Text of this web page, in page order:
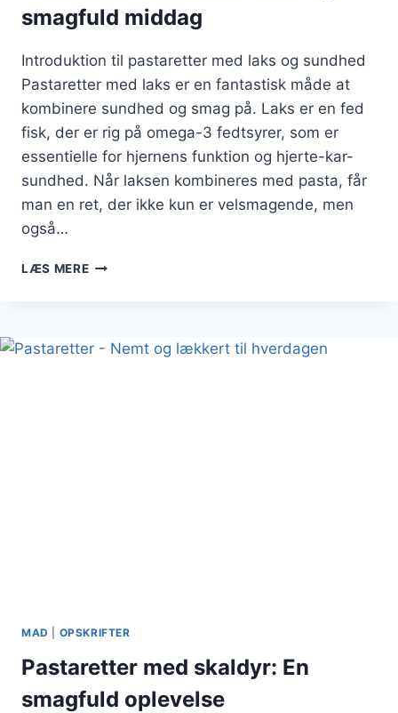
smagfuld middag
Introduktion til pastaretter med laks og sundhed
Pastaretter med laks er en fantastisk måde at
kombinere sundhed og smag på. Laks er en fed
fisk, der er rig på omega-3 fedtsyrer, som er
essentielle for hjernens funktion og hjerte-kar-
sundhed. Når laksen kombineres med pasta, får
man en ret, der ikke kun er velsmagende, men
også…
LÆS MEREPASTARETTER
SMAGFULD
MAD OPSKRIFTER
Pastaretter med skaldyr: En
smagfuld oplevelse